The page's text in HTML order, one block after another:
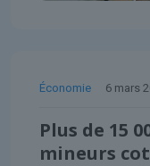
Économie 6 mars
Plus de 15
mineurs